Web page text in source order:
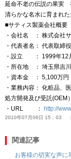
延命不老の伝説の果実
清らかな名水に育まれ
■サティス製薬会社概要
・会社名 ： 株式会社
・代表者名： 代表取
・設立 ： 1999年12
・所在地 ： 埼玉県吉
・資本金 ： 5,100万円
・業務内容： 化粧品、
処方開発及び受託(OEM
・URL ：
http://
2010年07月06日 15：03
関連記事
お客様の切実な声